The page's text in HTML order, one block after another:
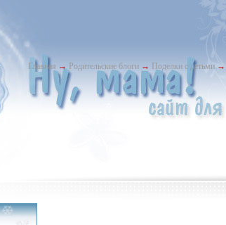
Главная → Родительские блоги → Поделки с детьми →